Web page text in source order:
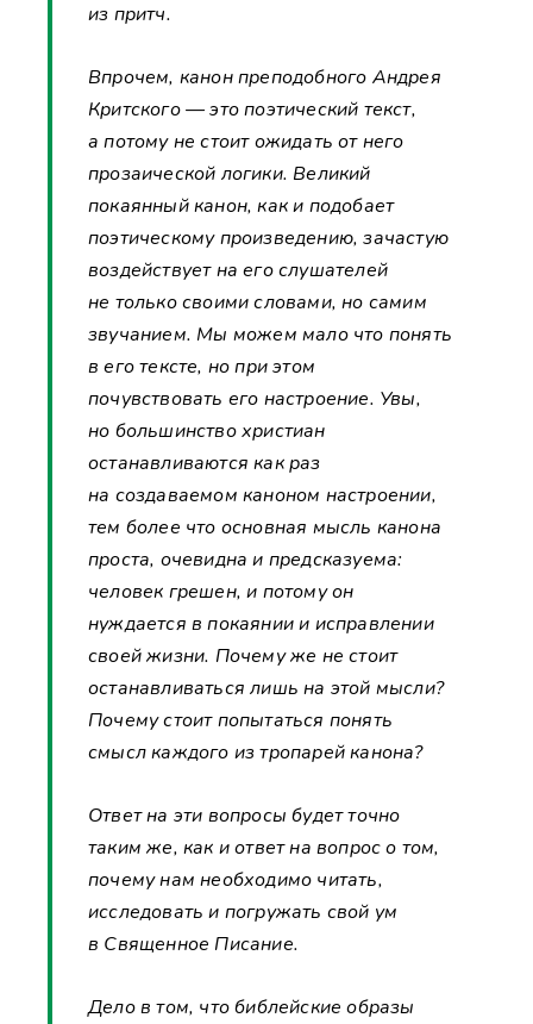
из притч.
Впрочем, канон преподобного Андрея
Критского — это поэтический текст,
а потому не стоит ожидать от него
прозаической логики. Великий
покаянный канон, как и подобает
поэтическому произведению, зачастую
воздействует на его слушателей
не только своими словами, но самим
звучанием. Мы можем мало что понять
в его тексте, но при этом
почувствовать его настроение. Увы,
но большинство христиан
останавливаются как раз
на создаваемом каноном настроении,
тем более что основная мысль канона
проста, очевидна и предсказуема:
человек грешен, и потому он
нуждается в покаянии и исправлении
своей жизни. Почему же не стоит
останавливаться лишь на этой мысли?
Почему стоит попытаться понять
смысл каждого из тропарей канона?
Ответ на эти вопросы будет точно
таким же, как и ответ на вопрос о том,
почему нам необходимо читать,
исследовать и погружать свой ум
в Священное Писание.
Дело в том, что библейские образы